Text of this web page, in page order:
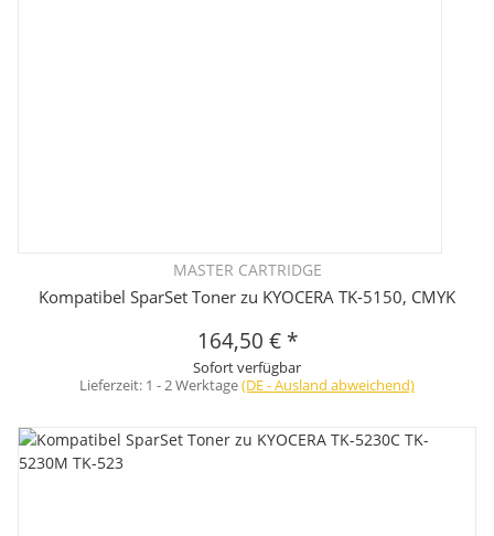
MASTER CARTRIDGE
Kompatibel SparSet Toner zu KYOCERA TK-5150, CMYK
164,50 € *
Sofort verfügbar
Lieferzeit: 1 - 2 Werktage(DE - Ausland abweichend)